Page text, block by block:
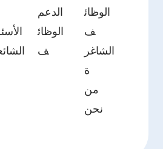
الدعم
الوظائ
ف
الوظائ
ف
الشاغر
ة
من
نحن